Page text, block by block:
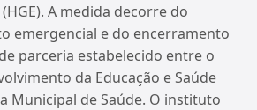
A medida decorre do
emergencial e do encerramento
parceria estabelecido entre o
da Educação e Saúde
Municipal de Saúde. O instituto